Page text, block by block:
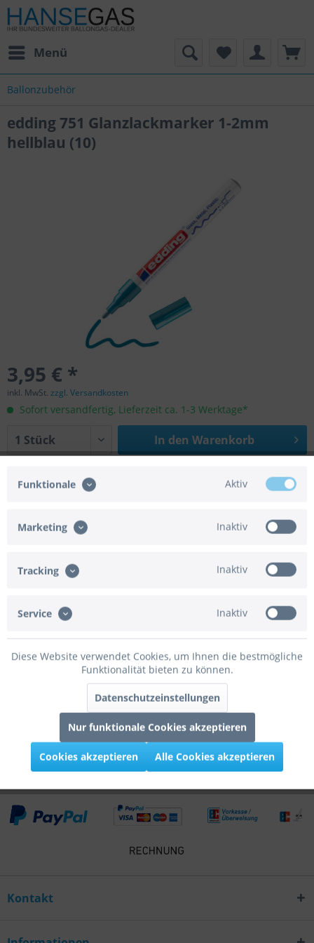
Menü
Ballonzubehör
edding 751 Glanzlackmarker 1-2mm
hellblau (10)
3,95 € *
inkl. MwSt. zzgl. Versandkosten
Sofort versandfertig, Lieferzeit ca. 1-3 Werktage*
In den Warenkorb
EAN/UPC:
Produktmerkmale A Glanzlackmarker für stark deckendes,
Infos zum Hersteller
Folgende Infos zum Hersteller sind verfübar......
Kunden kauften auch
Kontakt
Funktionale Aktiv
Marketing Inaktiv
Tracking Inaktiv
Service Inaktiv
Diese Website verwendet Cookies, um Ihnen die bestmögliche
Funktionalität bieten zu können.
Datenschutzeinstellungen
Nur funktionale Cookies akzeptieren
Cookies akzeptieren Alle Cookies akzeptieren